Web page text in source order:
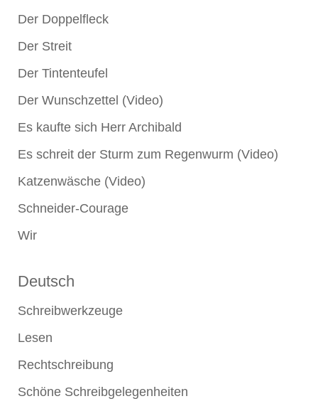
Der Doppelfleck
Der Streit
Der Tintenteufel
Der Wunschzettel (Video)
Es kaufte sich Herr Archibald
Es schreit der Sturm zum Regenwurm (Video)
Katzenwäsche (Video)
Schneider-Courage
Wir
Deutsch
Schreibwerkzeuge
Lesen
Rechtschreibung
Schöne Schreibgelegenheiten